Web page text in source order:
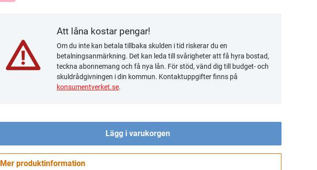
Att låna kostar pengar!
Om du inte kan betala tillbaka skulden i tid riskerar du en
betalningsanmärkning. Det kan leda till svårigheter att få hyra bostad,
teckna abonnemang och få nya lån. För stöd, vänd dig till budget- och
skuldrådgivningen i din kommun. Kontaktuppgifter finns på
konsumentverket.se.
Lägg i varukorgen
Mer produktinformation